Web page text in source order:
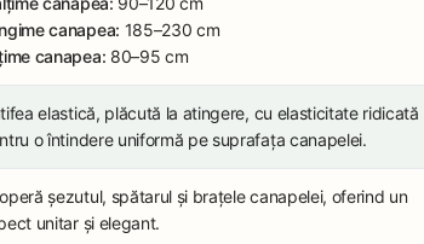
canapea: 185–230 cm
canapea: 80–95 cm
elastică, plăcută la atingere, cu elasticitate ridicată
o întindere uniformă pe suprafața canapelei.
șezutul, spătarul și brațele canapelei, oferind un
unitar și elegant.